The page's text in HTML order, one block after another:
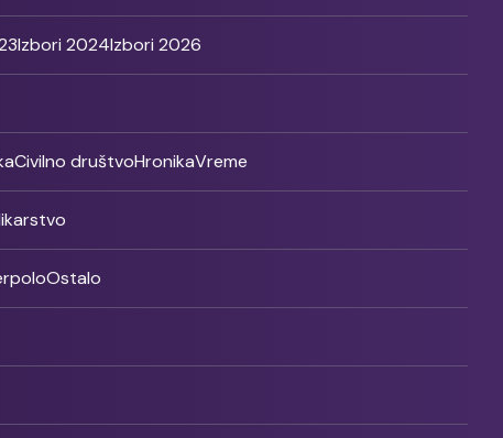
Izbori 2024Izbori 2026
Civilno društvoHronikaVreme
Ostalo